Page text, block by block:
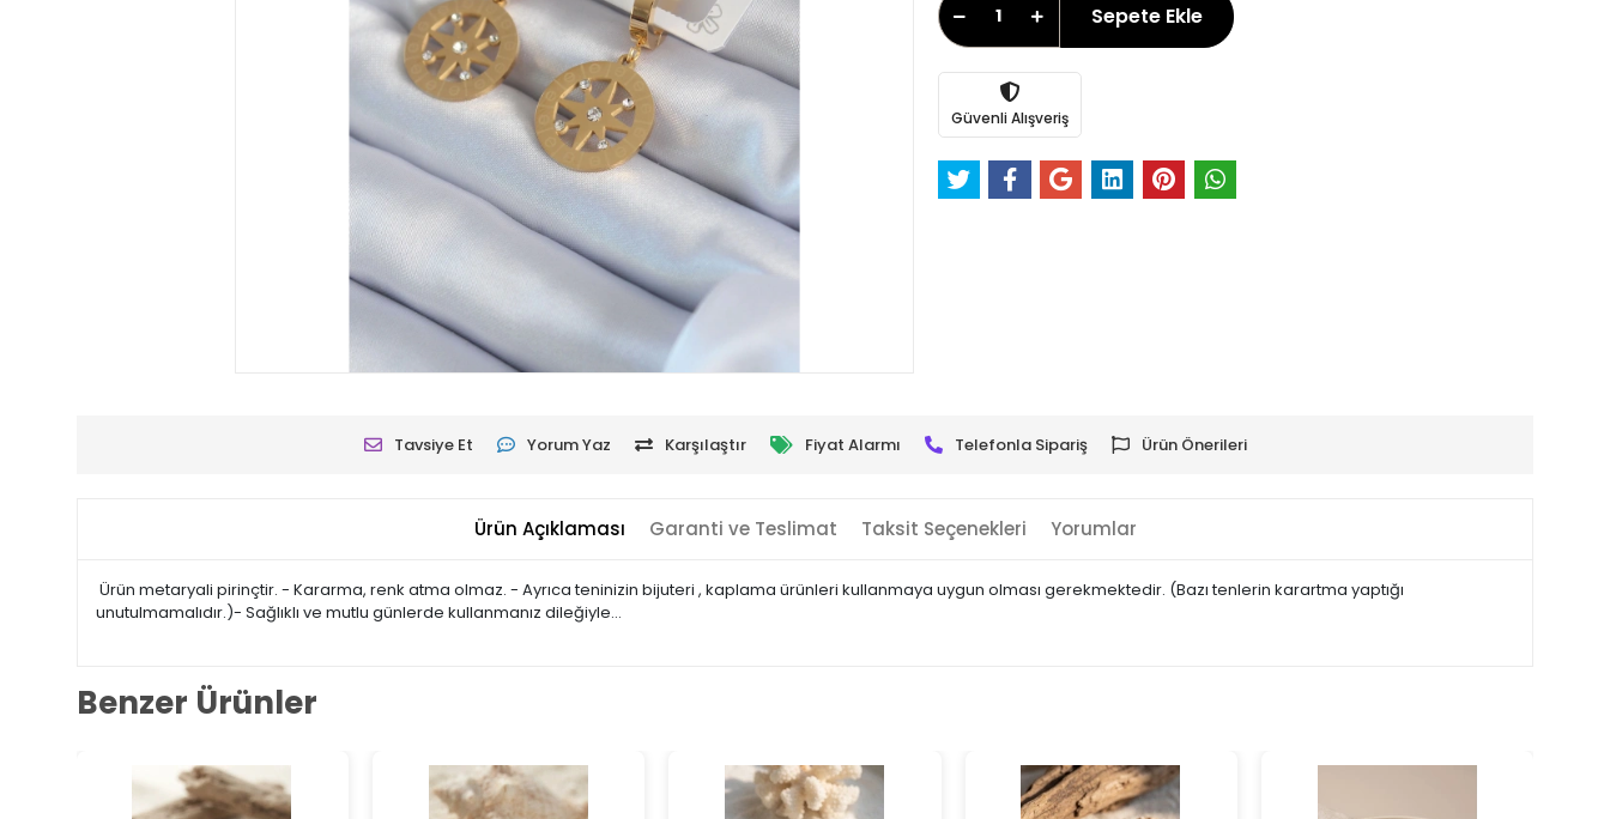
Sepete Ekle
Güvenli Alışveriş
Tavsiye Et Yorum Yaz Karşılaştır Fiyat Alarmı Telefonla Sipariş Ürün Önerileri
Ürün Açıklaması Garanti ve Teslimat Taksit Seçenekleri Yorumlar
Ürün metaryali pirinçtir. - Kararma, renk atma olmaz. - Ayrıca teninizin bijuteri , kaplama ürünleri kullanmaya uygun olması gerekmektedir. (Bazı tenlerin karartma yaptığı
unutulmamalıdır.)- Sağlıklı ve mutlu günlerde kullanmanız dileğiyle…
Benzer Ürünler